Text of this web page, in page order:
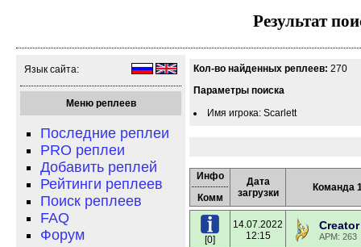
Результат
Язык сайта:
Меню реплеев
Последние реплеи
PRO реплеи
Добавить реплей
Рейтинги реплеев
Поиск реплеев
FAQ
Форум
Кол-во найденных реплеев: 270
Параметры поиска
Имя игрока: Scarlett
Инфо
Комм
Дата
загрузки
Команда
[0]
14.07.2022
12:15
Creator
APM: 263